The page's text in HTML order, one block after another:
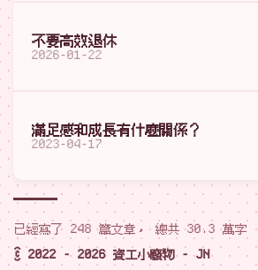
不要高效退休
2026-01-22
滿足感和成長有什麼關係？
2023-04-17
已經寫了 248 篇文章， 總共 30.3 萬字
© 2022 - 2026 資工小廢物 - JN